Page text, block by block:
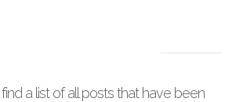
a list of all posts that have been